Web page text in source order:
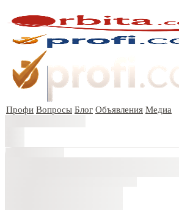
Профи Вопросы Блог Объявления Медиа